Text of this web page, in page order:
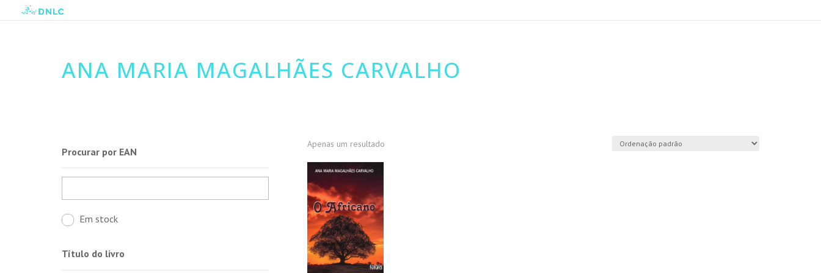
ANA MARIA MAGALHÃES CARVALHO
Procurar por EAN
Em stock
Título do livro
Apenas um resultado